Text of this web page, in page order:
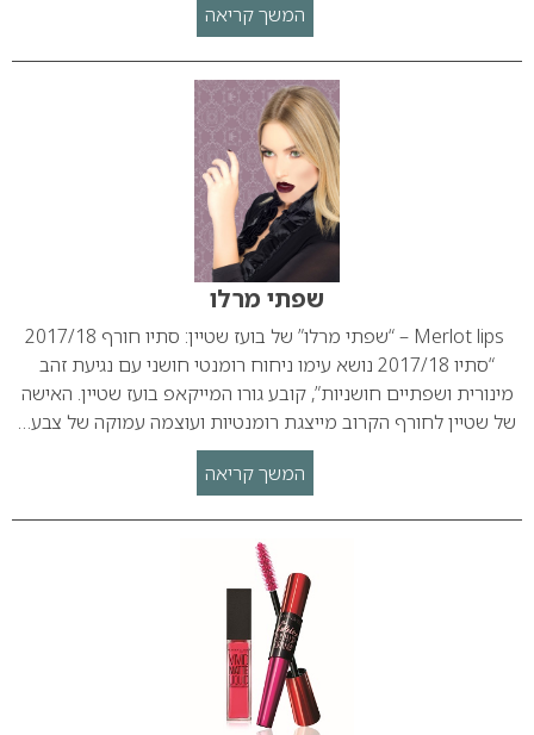
המשך קריאה
שפתי מרלו
Merlot lips – “שפתי מרלו” של בועז שטיין: סתיו חורף 2017/18
“סתיו 2017/18 נושא עימו ניחוח רומנטי חושני עם נגיעת זהב
מינורית ושפתיים חושניות”, קובע גורו המייקאפ בועז שטיין. האישה
של שטיין לחורף הקרוב מייצגת רומנטיות ועוצמה עמוקה של צבע…
המשך קריאה